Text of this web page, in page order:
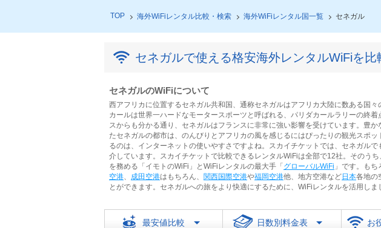
TOP 海外WiFiレンタル比較・検索 海外WiFiレンタル国一覧 セネガル
セネガルで使える格安海外レンタルWiFiを比
セネガルのWiFiについて
西アフリカに位置するセネガル共和国、通称セネガルはアフリカ大陸に数ある国
カールは世界一ハードなモータースポーツと呼ばれる、パリダカールラリーの終着
スからも分かる通り、セネガルはフランスに非常に強い影響を受けています。豊
たセネガルの都市は、のんびりとアフリカの風を感じるにはぴったりの観光スポ
るのは、インターネットの使いやすさですよね。スカイチケットでは、セネガル
介しています。スカイチケットで比較できるレンタルWiFiは全部で12社。そのう
を務める「イモトのWiFi」とWiFiレンタルの最大手「 グローバルWiFi 」です。も
空港、 成田空港はもちろん、 関西国際空港や福岡空港他、地方空港など日本各地の
とができます。セネガルへの旅をより快適にするために、WiFiレンタルを活用しま
最安値比較 日数別料金表 お